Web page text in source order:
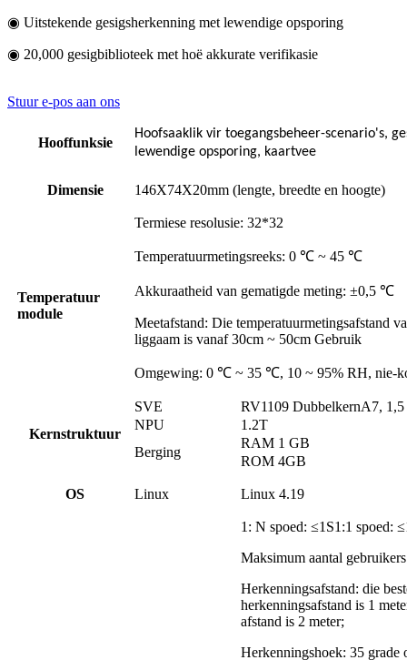
◉ Uitstekende gesigsherkenning met lewendige opsporing
◉ 20,000 gesigbiblioteek met hoë akkurate verifikasie
Stuur e-pos aan ons
Hooffunksie
Hoofsaaklik vir toegangsbeheer-scenario's,
lewendige opsporing, kaartvee
Dimensie 146X74X20mm (lengte, breedte en hoogte)
Temperatuur
module
Termiese resolusie: 32*32
Temperatuurmetingsreeks: 0 ℃ ~ 45 ℃
Akkuraatheid van gematigde meting: ±0,5 ℃
Meetafstand: Die temperatuurmetingsafstand
liggaam is vanaf 30cm ~ 50cm Gebruik
Omgewing: 0 ℃ ~ 35 ℃, 10 ~ 95% RH, nie-
Kernstruktuur
SVE RV1109 DubbelkernA7,
NPU
1.2T
Berging
RAM 1 GB
ROM 4GB
OS Linux Linux 4.19
1: N spoed: ≤1S1:1 spoed:
Maksimum aantal
Herkenningsafstand: die
herkenningsafstand is 1
afstand is 2 meter;
Herkenningshoek: 35 grade